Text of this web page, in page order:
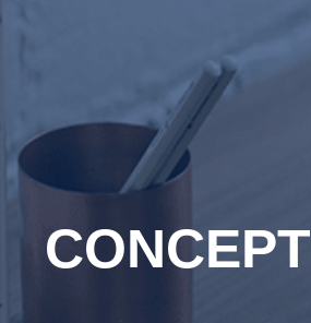
CONCEPT